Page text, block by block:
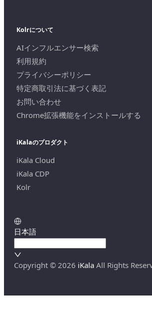
Kolrについて
AIインフルエンサー検索
利用規約
プライバシーポリシー
特定商取引法に基づく表記
お問い合わせ
Chrome拡張機能をインストールする
iKalaのプロダクト
iKala Cloud
iKala CDP
Kolr
日本語
Copyright © 2026 iKala All Rights